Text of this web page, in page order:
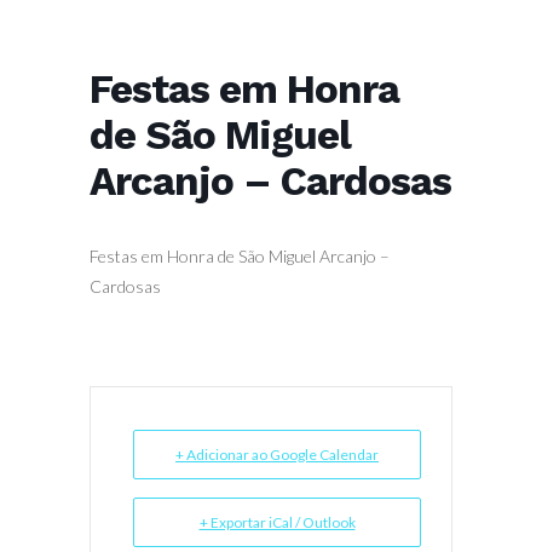
Festas em Honra
de São Miguel
Arcanjo – Cardosas
Festas em Honra de São Miguel Arcanjo –
Cardosas
+ Adicionar ao Google Calendar
+ Exportar iCal / Outlook